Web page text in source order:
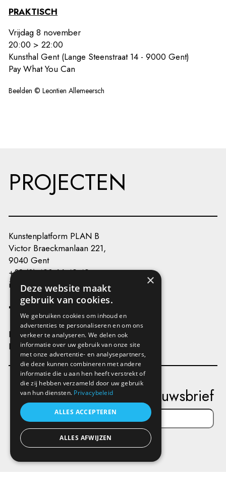
PRAKTISCH
Vrijdag 8 november
20:00 > 22:00
Kunsthal Gent (Lange Steenstraat 14 - 9000 Gent)
Pay What You Can
Beelden © Leontien Allemeersch
PROJECTEN
Kunstenplatform PLAN B
Victor Braeckmanlaan 221,
9040 Gent
+32 (0) 493 66 49 49
info@kunstenplatformplanb.be
Privacy
Disclaimer
Schrijf je in op onze nieuwsbrief
Verstuur
×
Deze website maakt
gebruik van cookies.
We gebruiken cookies om inhoud en
advertenties te personaliseren en om ons
verkeer te analyseren. We delen ook
informatie over uw gebruik van onze site
met onze advertentie- en analysepartners,
die deze kunnen combineren met andere
informatie die u aan hen heeft verstrekt of
die zij hebben verzameld door uw gebruik
van hun diensten. Privacybeleid
ALLES ACCEPTEREN
ALLES AFWIJZEN